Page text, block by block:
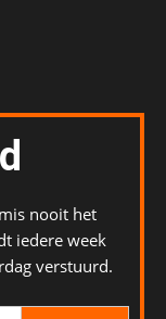
nooit het
iedere week
verstuurd.